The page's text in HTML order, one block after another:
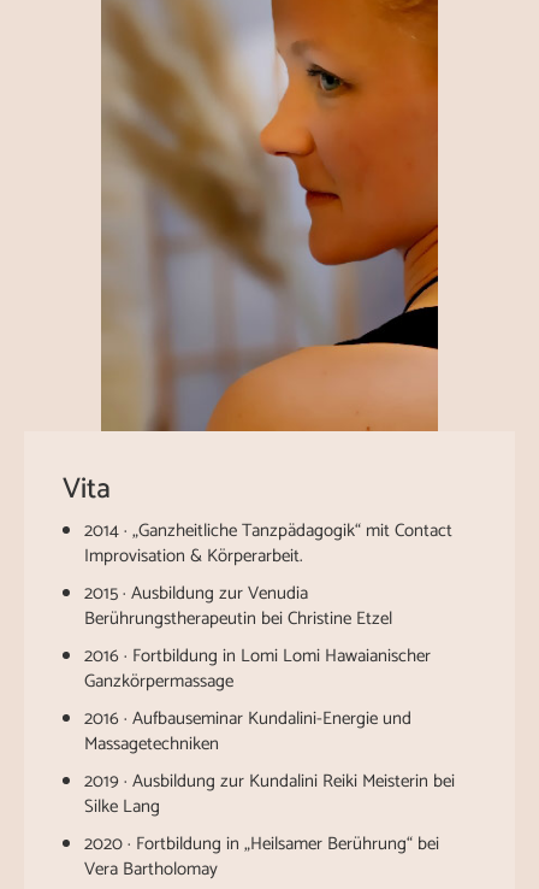
Vita
2014 · „Ganzheitliche Tanzpädagogik“ mit Contact
Improvisation & Körperarbeit.
2015 · Ausbildung zur Venudia
Berührungstherapeutin bei Christine Etzel
2016 · Fortbildung in Lomi Lomi Hawaianischer
Ganzkörpermassage
2016 · Aufbauseminar Kundalini-Energie und
Massagetechniken
2019 · Ausbildung zur Kundalini Reiki Meisterin bei
Silke Lang
2020 · Fortbildung in „Heilsamer Berührung“ bei
Vera Bartholomay